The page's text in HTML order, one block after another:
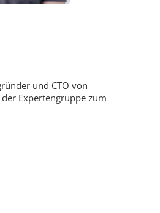
und CTO von
Expertengruppe zum